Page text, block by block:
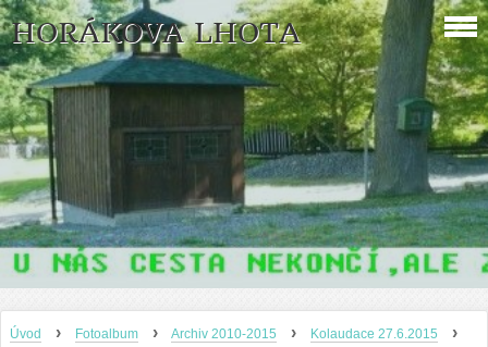
HORÁKOVA LHOTA
Úvod › Fotoalbum › Archiv 2010-2015 › Kolaudace 27.6.2015 ›